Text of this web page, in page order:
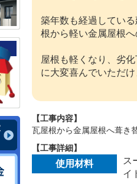
築年数も経過してい
根から軽い金属屋根
屋根も軽くなり、劣
に大変喜んでいただけ
【工事内容】
瓦屋根から金属屋根へ葺き
【工事詳細】
使用材料
ス
イ